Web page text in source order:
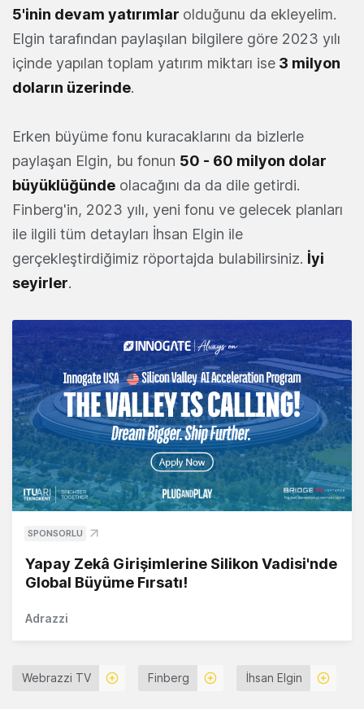
5'inin devam yatırımlar olduğunu da ekleyelim.
Elgin tarafından paylaşılan bilgilere göre 2023 yılı
içinde yapılan toplam yatırım miktarı ise 3 milyon
doların üzerinde.
Erken büyüme fonu kuracaklarını da bizlerle
paylaşan Elgin, bu fonun 50 - 60 milyon dolar
büyüklüğünde olacağını da da dile getirdi.
Finberg'in, 2023 yılı, yeni fonu ve gelecek planları
ile ilgili tüm detayları İhsan Elgin ile
gerçekleştirdiğimiz röportajda bulabilirsiniz. İyi
seyirler.
SPONSORLU
Yapay Zekâ Girişimlerine Silikon Vadisi'nde
Global Büyüme Fırsatı!
Adrazzi
Webrazzi TV Finberg İhsan Elgin